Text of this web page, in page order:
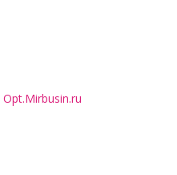
Opt.Mirbusin.ru